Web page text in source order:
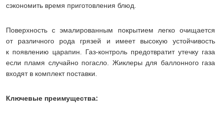
сэкономить время приготовления блюд.
Поверхность с эмалированным покрытием легко очищается
от различного рода грязей и имеет высокую устойчивость
к появлению царапин. Газ-контроль предотвратит утечку газа
если пламя случайно погасло. Жиклеры для баллонного газа
входят в комплект поставки.
Ключевые преимущества: